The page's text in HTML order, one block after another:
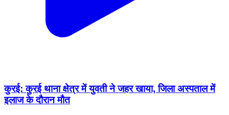
कुरई: कुरई थाना क्षेत्र में युवती ने जहर खाया, जिला अस्पताल में
इलाज के दौरान मौत